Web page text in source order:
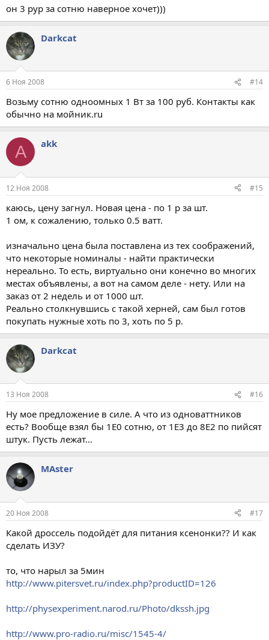
он 3 рур за сотню наверное хочет)))
Darkcat
6 Ноя 2008 #14
Возьму сотню одноомных 1 Вт за 100 руб. Контакты как
обычно на мойник.ru
A akk
12 Ноя 2008 #15
каюсь, цену загнул. Новая цена - по 1 р за шт.
1 ом, к сожалению, только 0.5 ватт.
изначально цена была поставлена из тех соображений,
что некоторые номиналы - найти практически
нереально. То есть, виртуально они конечно во многих
местах объявлены, а вот на самом деле - нету. Или на
заказ от 2 недель и от 1000 шт.
Реально столкнувшись с такой херней, сам был готов
покупать нужные хоть по 3, хоть по 5 р.
Darkcat
13 Ноя 2008 #16
Ну мое предложение в силе. А что из одноваттников
есть? Вообще взял бы 1E0 сотню, от 1E3 до 8E2 по пийсят
штук. Пусть лежат...
МАster
20 Ноя 2008 #17
Какой дроссель подойдёт для питания ксенонки?? И как
сделать ИЗУ?
то, что нарыл за 5мин
http://www.pitersvet.ru/index.php?productID=126
http://physexperiment.narod.ru/Photo/dkssh.jpg
http://www.pro-radio.ru/misc/1545-4/